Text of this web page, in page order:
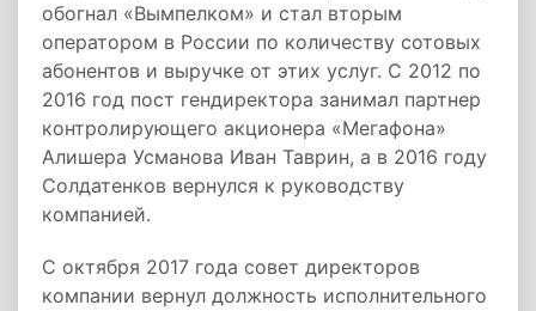
обогнал «Вымпелком» и стал вторым
оператором в России по количеству сотовых
абонентов и выручке от этих услуг. С 2012 по
2016 год пост гендиректора занимал партнер
контролирующего акционера «Мегафона»
Алишера Усманова Иван Таврин, а в 2016 году
Солдатенков вернулся к руководству
компанией.
С октября 2017 года совет директоров
компании вернул должность исполнительного